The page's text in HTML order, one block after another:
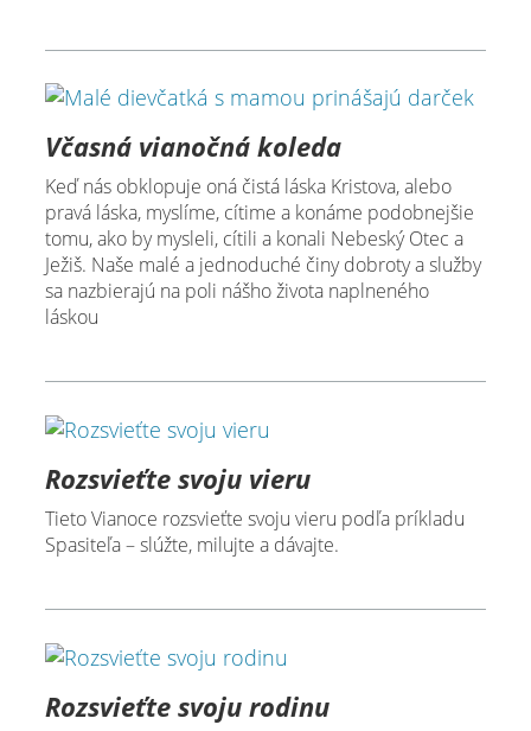
Včasná vianočná koleda
Keď nás obklopuje oná čistá láska Kristova, alebo
pravá láska, myslíme, cítime a konáme podobnejšie
tomu, ako by mysleli, cítili a konali Nebeský Otec a
Ježiš. Naše malé a jednoduché činy dobroty a služby
sa nazbierajú na poli nášho života naplneného
láskou
Rozsvieťte svoju vieru
Tieto Vianoce rozsvieťte svoju vieru podľa príkladu
Spasiteľa – slúžte, milujte a dávajte.
Rozsvieťte svoju rodinu